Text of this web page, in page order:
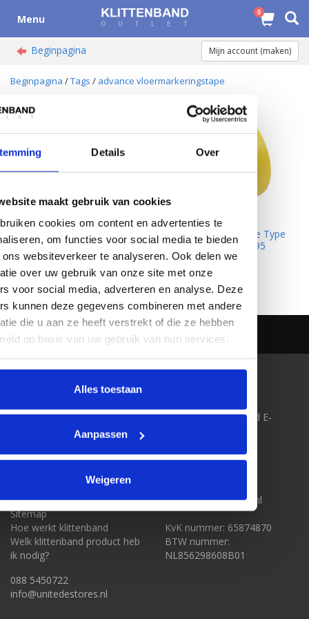
Details Over
maakt gebruik van cookies
cookies om content en advertenties te
om functies voor social media te bieden
ons websiteverkeer te analyseren. Ook delen we
over uw gebruik van onze site met onze
voor social media, adverteren en analyse. Deze
kunnen deze gegevens combineren met andere
die u aan ze heeft verstrekt of die ze hebben
op basis van uw gebruik van hun services.
Alles toestaan
Aanpassen
Weigeren
Menu 0
Beginpagina Mijn account (maken)
Beginpagina /Tags / advance vloermarkeringstape
SALE
Advance
Vloermarkeringstape Type
AT8 Groen - € 9,95
SALE
Advance
Vloermarkeringstape Type
AT8 Geel - € 9,95
Pagina 1 van 1
KLANTENSERVICE
Algemene voorwaarden
Betaalmethoden
Levering & Verzendkosten
Bestelling Retourneren
Klantenservice
Sitemap
Hoe werkt klittenband
Welk klittenband product heb
ik nodig?
088 5450722
info@unitedestores.nl
onderdeel van United E-
3274 LH Heinenoord
info@unitedestores.nl
KvK nummer: 65874870
BTW nummer:
NL856298608B01